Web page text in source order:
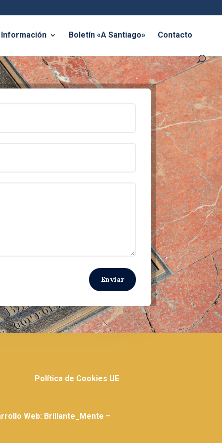
Información Boletín «A Santiago» Contacto
Enviar
Política de Cookies UE
Web: Brillante_Mente –